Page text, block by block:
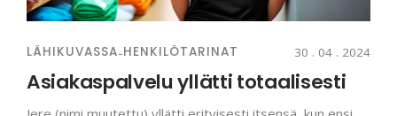
LÄHIKUVASSA-HENKILÖTARINAT 30 . 04 . 2024
Asiakaspalvelu yllätti totaalisesti